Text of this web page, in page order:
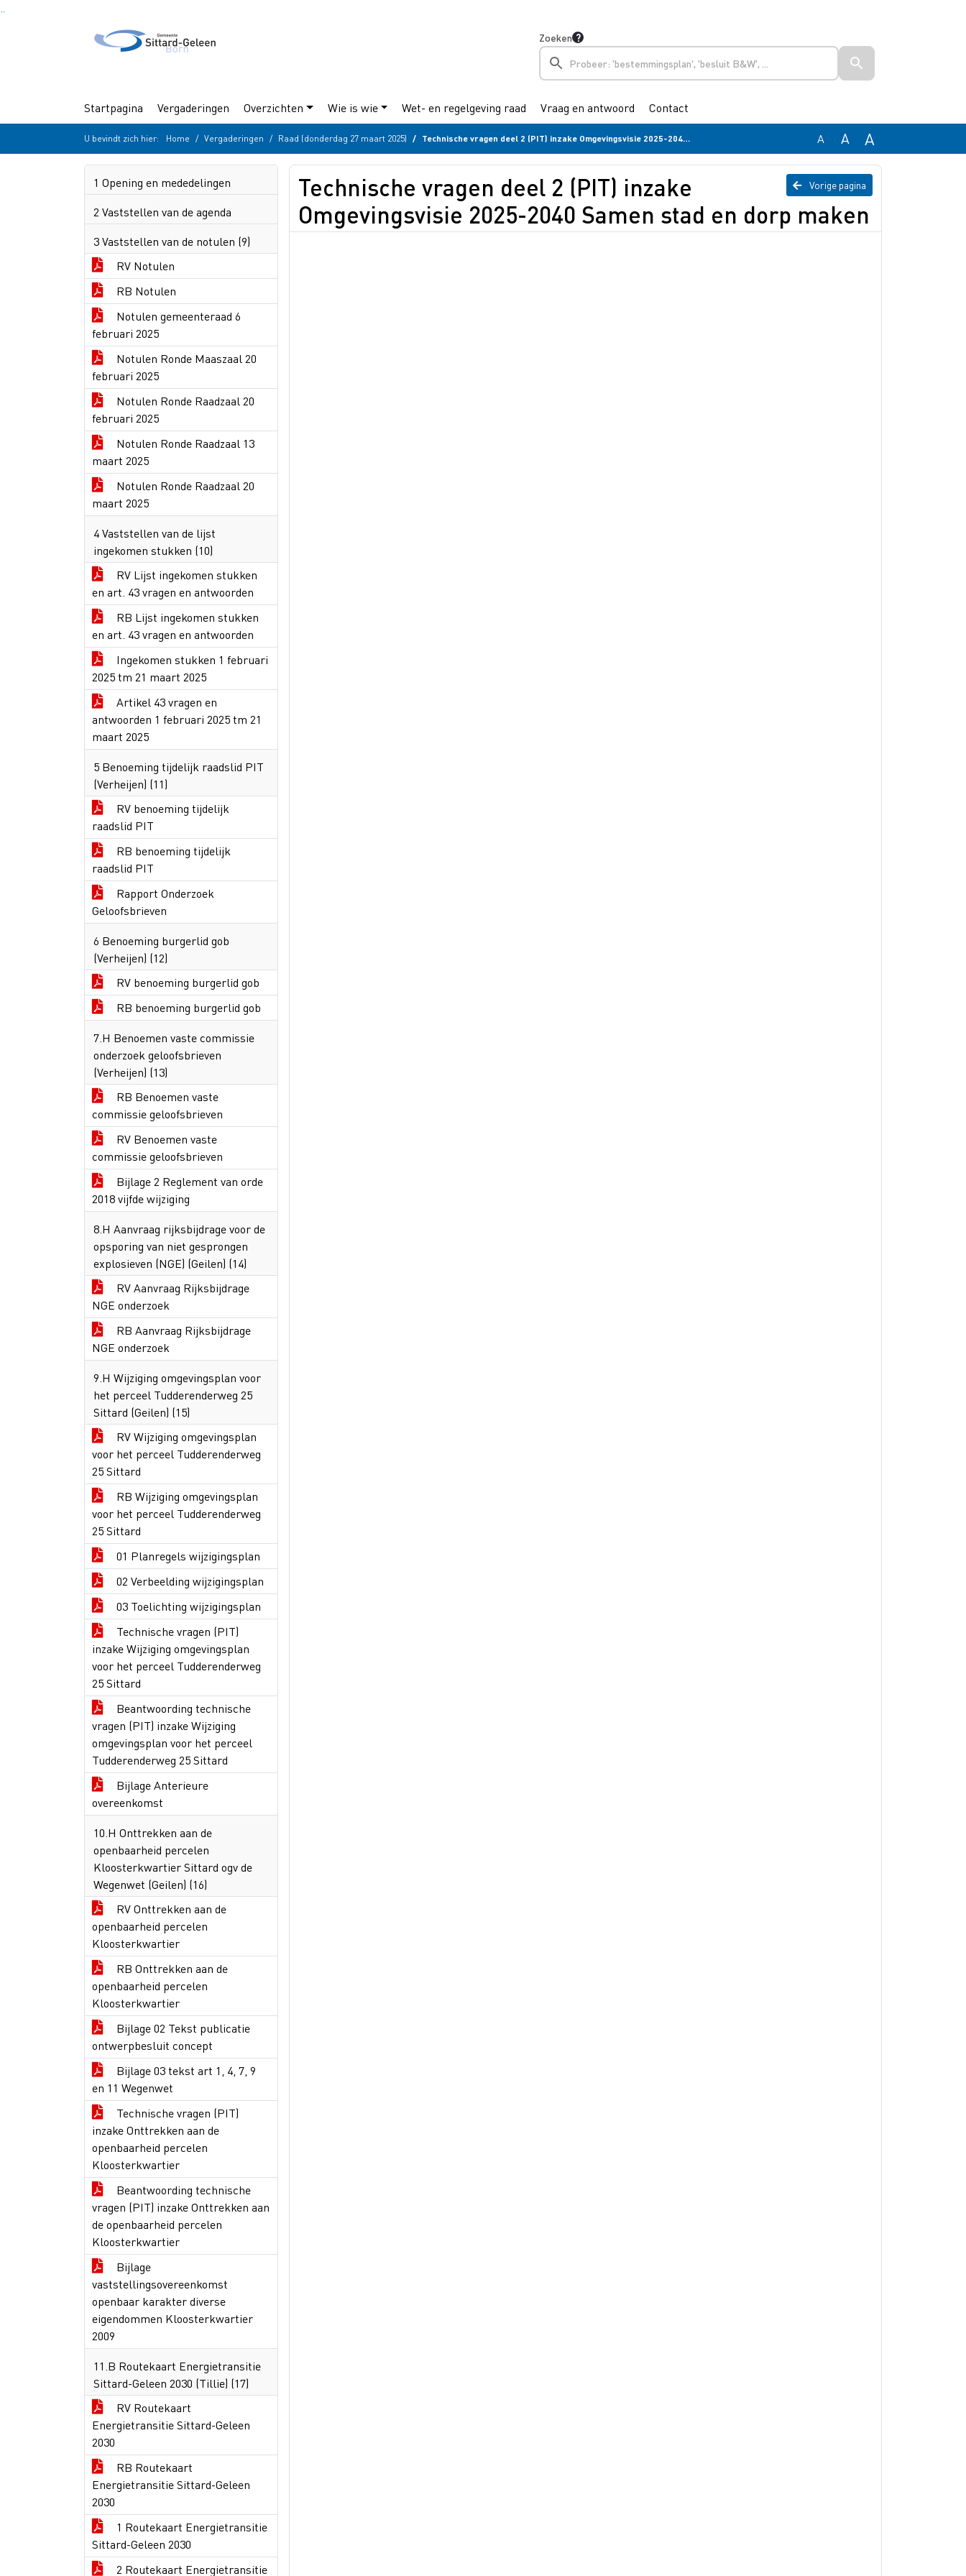
Zoeken
Startpagina Vergaderingen Overzichten Wie is wie Wet- en regelgeving raad Vraag en antwoord Contact
U bevindt zich hier: Home Vergaderingen Raad (donderdag 27 maart 2025) Technische vragen deel 2 (PIT) inzake Omgevingsvisie 2025-2040 Samen stad en dorp maken A A A
1 Opening en mededelingen
2 Vaststellen van de agenda
3 Vaststellen van de notulen (9)
RV Notulen
RB Notulen
Notulen gemeenteraad 6
februari 2025
Notulen Ronde Maaszaal 20
februari 2025
Notulen Ronde Raadzaal 20
februari 2025
Notulen Ronde Raadzaal 13
maart 2025
Notulen Ronde Raadzaal 20
maart 2025
4 Vaststellen van de lijst
ingekomen stukken (10)
RV Lijst ingekomen stukken
en art. 43 vragen en antwoorden
RB Lijst ingekomen stukken
en art. 43 vragen en antwoorden
Ingekomen stukken 1 februari
2025 tm 21 maart 2025
Artikel 43 vragen en
antwoorden 1 februari 2025 tm 21
maart 2025
5 Benoeming tijdelijk raadslid PIT
(Verheijen) (11)
RV benoeming tijdelijk
raadslid PIT
RB benoeming tijdelijk
raadslid PIT
Rapport Onderzoek
Geloofsbrieven
6 Benoeming burgerlid gob
(Verheijen) (12)
RV benoeming burgerlid gob
RB benoeming burgerlid gob
7.H Benoemen vaste commissie
onderzoek geloofsbrieven
(Verheijen) (13)
RB Benoemen vaste
commissie geloofsbrieven
RV Benoemen vaste
commissie geloofsbrieven
Bijlage 2 Reglement van orde
2018 vijfde wijziging
8.H Aanvraag rijksbijdrage voor de
opsporing van niet gesprongen
explosieven (NGE) (Geilen) (14)
RV Aanvraag Rijksbijdrage
NGE onderzoek
RB Aanvraag Rijksbijdrage
NGE onderzoek
9.H Wijziging omgevingsplan voor
het perceel Tudderenderweg 25
Sittard (Geilen) (15)
RV Wijziging omgevingsplan
voor het perceel Tudderenderweg
25 Sittard
RB Wijziging omgevingsplan
voor het perceel Tudderenderweg
25 Sittard
01 Planregels wijzigingsplan
02 Verbeelding wijzigingsplan
03 Toelichting wijzigingsplan
Technische vragen (PIT)
inzake Wijziging omgevingsplan
voor het perceel Tudderenderweg
25 Sittard
Beantwoording technische
vragen (PIT) inzake Wijziging
omgevingsplan voor het perceel
Tudderenderweg 25 Sittard
Bijlage Anterieure
overeenkomst
10.H Onttrekken aan de
openbaarheid percelen
Kloosterkwartier Sittard ogv de
Wegenwet (Geilen) (16)
RV Onttrekken aan de
openbaarheid percelen
Kloosterkwartier
RB Onttrekken aan de
openbaarheid percelen
Kloosterkwartier
Bijlage 02 Tekst publicatie
ontwerpbesluit concept
Bijlage 03 tekst art 1, 4, 7, 9
en 11 Wegenwet
Technische vragen (PIT)
inzake Onttrekken aan de
openbaarheid percelen
Kloosterkwartier
Beantwoording technische
vragen (PIT) inzake Onttrekken aan
de openbaarheid percelen
Kloosterkwartier
Bijlage
vaststellingsovereenkomst
openbaar karakter diverse
eigendommen Kloosterkwartier
2009
11.B Routekaart Energietransitie
Sittard-Geleen 2030 (Tillie) (17)
RV Routekaart
Energietransitie Sittard-Geleen
2030
RB Routekaart
Energietransitie Sittard-Geleen
2030
1 Routekaart Energietransitie
Sittard-Geleen 2030
2 Routekaart Energietransitie
Vorige pagina
Technische vragen deel 2 (PIT) inzake
Omgevingsvisie 2025-2040 Samen stad en dorp maken